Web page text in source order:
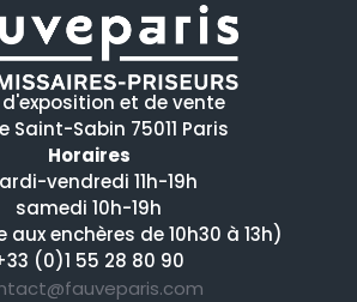
d'exposition et de vente
Saint-Sabin 75011 Paris
Horaires
vendredi 11h-19h
samedi 10h-19h
enchères de 10h30 à 13h)
(0)1 55 28 80 90